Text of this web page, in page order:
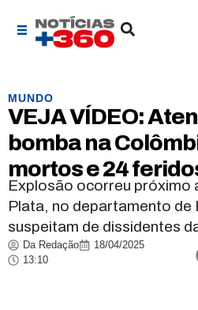
MUNDO
VEJA VÍDEO:
bomba na
mortos e 24
Explosão ocorreu próximo
Plata, no departamento de
suspeitam de dissidentes
Da Redação
18/04/2025
13:10